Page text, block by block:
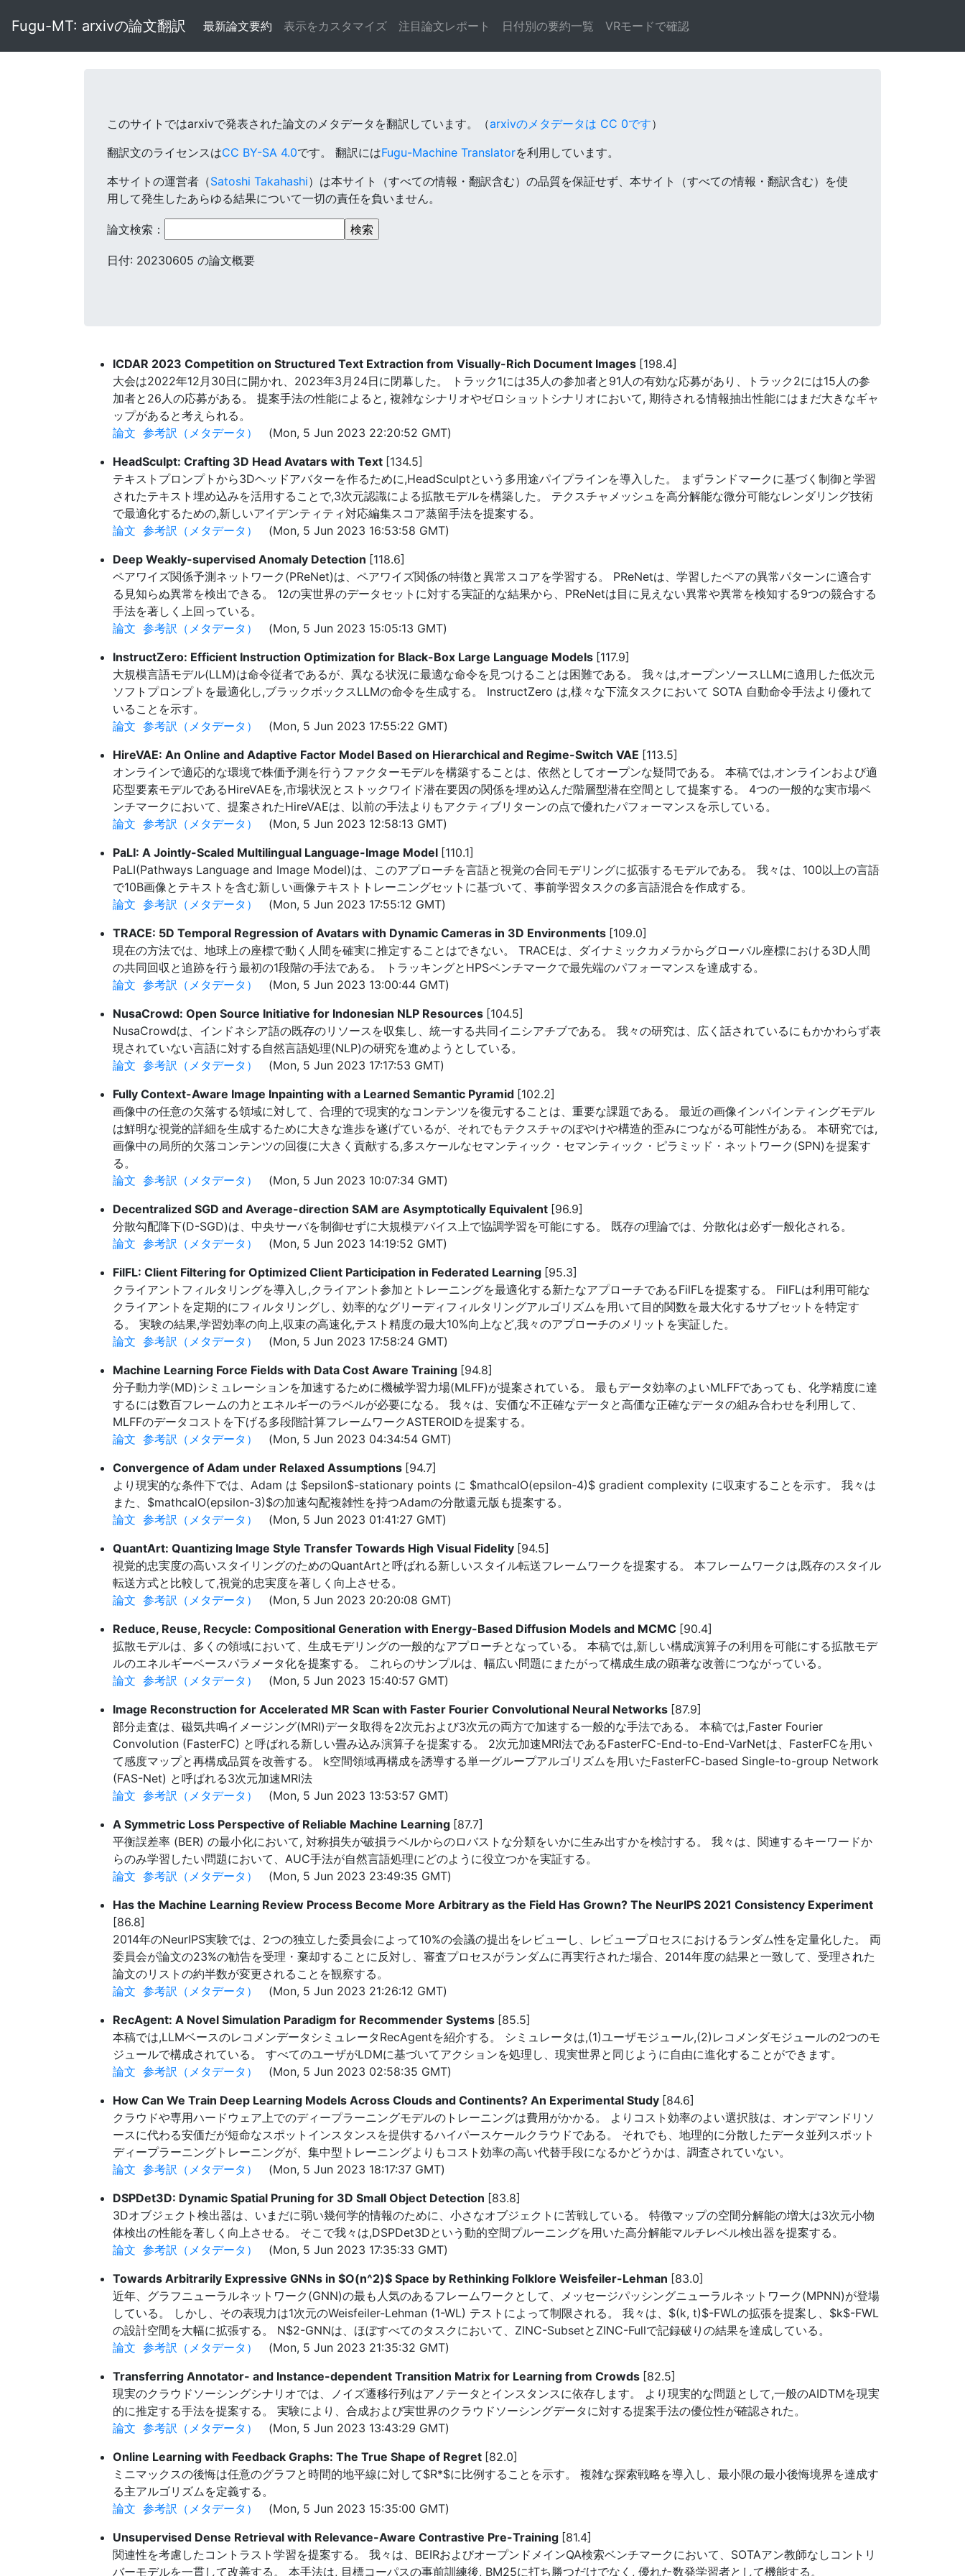
Fugu-MT: arxivの論文翻訳 最新論文要約 表示をカスタマイズ 注目論文レポート 日付別の要約一覧 VRモードで確認
このサイトではarxivで発表された論文のメタデータを翻訳しています。（arxivのメタデータは CC 0です）
翻訳文のライセンスはCC BY-SA 4.0です。 翻訳にはFugu-Machine Translatorを利用しています。
本サイトの運営者（Satoshi Takahashi）は本サイト（すべての情報・翻訳含む）の品質を保証せず、本サイト（すべての情報・翻訳含む）を使
用して発生したあらゆる結果について一切の責任を負いません。
論文検索：
日付: 20230605 の論文概要
ICDAR 2023 Competition on Structured Text Extraction from Visually-Rich Document Images [198.4]
大会は2022年12月30日に開かれ、2023年3月24日に閉幕した。 トラック1には35人の参加者と91人の有効な応募があり、トラック2には15人の参
加者と26人の応募がある。 提案手法の性能によると, 複雑なシナリオやゼロショットシナリオにおいて, 期待される情報抽出性能にはまだ大きなギャ
ップがあると考えられる。
論文 参考訳（メタデータ）
(Mon, 5 Jun 2023 22:20:52 GMT)
HeadSculpt: Crafting 3D Head Avatars with Text [134.5]
テキストプロンプトから3Dヘッドアバターを作るために,HeadSculptという多用途パイプラインを導入した。 まずランドマークに基づく制御と学習
されたテキスト埋め込みを活用することで,3次元認識による拡散モデルを構築した。 テクスチャメッシュを高分解能な微分可能なレンダリング技術
で最適化するための,新しいアイデンティティ対応編集スコア蒸留手法を提案する。
論文 参考訳（メタデータ）
(Mon, 5 Jun 2023 16:53:58 GMT)
Deep Weakly-supervised Anomaly Detection [118.6]
ペアワイズ関係予測ネットワーク(PReNet)は、ペアワイズ関係の特徴と異常スコアを学習する。 PReNetは、学習したペアの異常パターンに適合す
る見知らぬ異常を検出できる。 12の実世界のデータセットに対する実証的な結果から、PReNetは目に見えない異常や異常を検知する9つの競合する
手法を著しく上回っている。
論文 参考訳（メタデータ）
(Mon, 5 Jun 2023 15:05:13 GMT)
InstructZero: Efficient Instruction Optimization for Black-Box Large Language Models [117.9]
大規模言語モデル(LLM)は命令従者であるが、異なる状況に最適な命令を見つけることは困難である。 我々は,オープンソースLLMに適用した低次元
ソフトプロンプトを最適化し,ブラックボックスLLMの命令を生成する。 InstructZero は,様々な下流タスクにおいて SOTA 自動命令手法より優れて
いることを示す。
論文 参考訳（メタデータ）
(Mon, 5 Jun 2023 17:55:22 GMT)
HireVAE: An Online and Adaptive Factor Model Based on Hierarchical and Regime-Switch VAE [113.5]
オンラインで適応的な環境で株価予測を行うファクターモデルを構築することは、依然としてオープンな疑問である。 本稿では,オンラインおよび適
応型要素モデルであるHireVAEを,市場状況とストックワイド潜在要因の関係を埋め込んだ階層型潜在空間として提案する。 4つの一般的な実市場ベ
ンチマークにおいて、提案されたHireVAEは、以前の手法よりもアクティブリターンの点で優れたパフォーマンスを示している。
論文 参考訳（メタデータ）
(Mon, 5 Jun 2023 12:58:13 GMT)
PaLI: A Jointly-Scaled Multilingual Language-Image Model [110.1]
PaLI(Pathways Language and Image Model)は、このアプローチを言語と視覚の合同モデリングに拡張するモデルである。 我々は、100以上の言語
で10B画像とテキストを含む新しい画像テキストトレーニングセットに基づいて、事前学習タスクの多言語混合を作成する。
論文 参考訳（メタデータ）
(Mon, 5 Jun 2023 17:55:12 GMT)
TRACE: 5D Temporal Regression of Avatars with Dynamic Cameras in 3D Environments [109.0]
現在の方法では、地球上の座標で動く人間を確実に推定することはできない。 TRACEは、ダイナミックカメラからグローバル座標における3D人間
の共同回収と追跡を行う最初の1段階の手法である。 トラッキングとHPSベンチマークで最先端のパフォーマンスを達成する。
論文 参考訳（メタデータ）
(Mon, 5 Jun 2023 13:00:44 GMT)
NusaCrowd: Open Source Initiative for Indonesian NLP Resources [104.5]
NusaCrowdは、インドネシア語の既存のリソースを収集し、統一する共同イニシアチブである。 我々の研究は、広く話されているにもかかわらず表
現されていない言語に対する自然言語処理(NLP)の研究を進めようとしている。
論文 参考訳（メタデータ）
(Mon, 5 Jun 2023 17:17:53 GMT)
Fully Context-Aware Image Inpainting with a Learned Semantic Pyramid [102.2]
画像中の任意の欠落する領域に対して、合理的で現実的なコンテンツを復元することは、重要な課題である。 最近の画像インパインティングモデル
は鮮明な視覚的詳細を生成するために大きな進歩を遂げているが、それでもテクスチャのぼやけや構造的歪みにつながる可能性がある。 本研究では,
画像中の局所的欠落コンテンツの回復に大きく貢献する,多スケールなセマンティック・セマンティック・ピラミッド・ネットワーク(SPN)を提案す
る。
論文 参考訳（メタデータ）
(Mon, 5 Jun 2023 10:07:34 GMT)
Decentralized SGD and Average-direction SAM are Asymptotically Equivalent [96.9]
分散勾配降下(D-SGD)は、中央サーバを制御せずに大規模デバイス上で協調学習を可能にする。 既存の理論では、分散化は必ず一般化される。
論文 参考訳（メタデータ）
(Mon, 5 Jun 2023 14:19:52 GMT)
FilFL: Client Filtering for Optimized Client Participation in Federated Learning [95.3]
クライアントフィルタリングを導入し,クライアント参加とトレーニングを最適化する新たなアプローチであるFilFLを提案する。 FilFLは利用可能な
クライアントを定期的にフィルタリングし、効率的なグリーディフィルタリングアルゴリズムを用いて目的関数を最大化するサブセットを特定す
る。 実験の結果,学習効率の向上,収束の高速化,テスト精度の最大10%向上など,我々のアプローチのメリットを実証した。
論文 参考訳（メタデータ）
(Mon, 5 Jun 2023 17:58:24 GMT)
Machine Learning Force Fields with Data Cost Aware Training [94.8]
分子動力学(MD)シミュレーションを加速するために機械学習力場(MLFF)が提案されている。 最もデータ効率のよいMLFFであっても、化学精度に達
するには数百フレームの力とエネルギーのラベルが必要になる。 我々は、安価な不正確なデータと高価な正確なデータの組み合わせを利用して、
MLFFのデータコストを下げる多段階計算フレームワークASTEROIDを提案する。
論文 参考訳（メタデータ）
(Mon, 5 Jun 2023 04:34:54 GMT)
Convergence of Adam under Relaxed Assumptions [94.7]
より現実的な条件下では、Adam は $epsilon$-stationary points に $mathcalO(epsilon-4)$ gradient complexity に収束することを示す。 我々は
また、$mathcalO(epsilon-3)$の加速勾配複雑性を持つAdamの分散還元版も提案する。
論文 参考訳（メタデータ）
(Mon, 5 Jun 2023 01:41:27 GMT)
QuantArt: Quantizing Image Style Transfer Towards High Visual Fidelity [94.5]
視覚的忠実度の高いスタイリングのためのQuantArtと呼ばれる新しいスタイル転送フレームワークを提案する。 本フレームワークは,既存のスタイル
転送方式と比較して,視覚的忠実度を著しく向上させる。
論文 参考訳（メタデータ）
(Mon, 5 Jun 2023 20:20:08 GMT)
Reduce, Reuse, Recycle: Compositional Generation with Energy-Based Diffusion Models and MCMC [90.4]
拡散モデルは、多くの領域において、生成モデリングの一般的なアプローチとなっている。 本稿では,新しい構成演算子の利用を可能にする拡散モデ
ルのエネルギーベースパラメータ化を提案する。 これらのサンプルは、幅広い問題にまたがって構成生成の顕著な改善につながっている。
論文 参考訳（メタデータ）
(Mon, 5 Jun 2023 15:40:57 GMT)
Image Reconstruction for Accelerated MR Scan with Faster Fourier Convolutional Neural Networks [87.9]
部分走査は、磁気共鳴イメージング(MRI)データ取得を2次元および3次元の両方で加速する一般的な手法である。 本稿では,Faster Fourier
Convolution (FasterFC) と呼ばれる新しい畳み込み演算子を提案する。 2次元加速MRI法であるFasterFC-End-to-End-VarNetは、FasterFCを用い
て感度マップと再構成品質を改善する。 k空間領域再構成を誘導する単一グループアルゴリズムを用いたFasterFC-based Single-to-group Network
(FAS-Net) と呼ばれる3次元加速MRI法
論文 参考訳（メタデータ）
(Mon, 5 Jun 2023 13:53:57 GMT)
A Symmetric Loss Perspective of Reliable Machine Learning [87.7]
平衡誤差率 (BER) の最小化において, 対称損失が破損ラベルからのロバストな分類をいかに生み出すかを検討する。 我々は、関連するキーワードか
らのみ学習したい問題において、AUC手法が自然言語処理にどのように役立つかを実証する。
論文 参考訳（メタデータ）
(Mon, 5 Jun 2023 23:49:35 GMT)
Has the Machine Learning Review Process Become More Arbitrary as the Field Has Grown? The NeurIPS 2021 Consistency Experiment
[86.8]
2014年のNeurIPS実験では、2つの独立した委員会によって10%の会議の提出をレビューし、レビュープロセスにおけるランダム性を定量化した。 両
委員会が論文の23%の勧告を受理・棄却することに反対し、審査プロセスがランダムに再実行された場合、2014年度の結果と一致して、受理された
論文のリストの約半数が変更されることを観察する。
論文 参考訳（メタデータ）
(Mon, 5 Jun 2023 21:26:12 GMT)
RecAgent: A Novel Simulation Paradigm for Recommender Systems [85.5]
本稿では,LLMベースのレコメンデータシミュレータRecAgentを紹介する。 シミュレータは,(1)ユーザモジュール,(2)レコメンダモジュールの2つのモ
ジュールで構成されている。 すべてのユーザがLDMに基づいてアクションを処理し、現実世界と同じように自由に進化することができます。
論文 参考訳（メタデータ）
(Mon, 5 Jun 2023 02:58:35 GMT)
How Can We Train Deep Learning Models Across Clouds and Continents? An Experimental Study [84.6]
クラウドや専用ハードウェア上でのディープラーニングモデルのトレーニングは費用がかかる。 よりコスト効率のよい選択肢は、オンデマンドリソ
ースに代わる安価だが短命なスポットインスタンスを提供するハイパースケールクラウドである。 それでも、地理的に分散したデータ並列スポット
ディープラーニングトレーニングが、集中型トレーニングよりもコスト効率の高い代替手段になるかどうかは、調査されていない。
論文 参考訳（メタデータ）
(Mon, 5 Jun 2023 18:17:37 GMT)
DSPDet3D: Dynamic Spatial Pruning for 3D Small Object Detection [83.8]
3Dオブジェクト検出器は、いまだに弱い幾何学的情報のために、小さなオブジェクトに苦戦している。 特徴マップの空間分解能の増大は3次元小物
体検出の性能を著しく向上させる。 そこで我々は,DSPDet3Dという動的空間プルーニングを用いた高分解能マルチレベル検出器を提案する。
論文 参考訳（メタデータ）
(Mon, 5 Jun 2023 17:35:33 GMT)
Towards Arbitrarily Expressive GNNs in $O(n^2)$ Space by Rethinking Folklore Weisfeiler-Lehman [83.0]
近年、グラフニューラルネットワーク(GNN)の最も人気のあるフレームワークとして、メッセージパッシングニューラルネットワーク(MPNN)が登場
している。 しかし、その表現力は1次元のWeisfeiler-Lehman (1-WL) テストによって制限される。 我々は、$(k, t)$-FWLの拡張を提案し、$k$-FWL
の設計空間を大幅に拡張する。 N$2-GNNは、ほぼすべてのタスクにおいて、ZINC-SubsetとZINC-Fullで記録破りの結果を達成している。
論文 参考訳（メタデータ）
(Mon, 5 Jun 2023 21:35:32 GMT)
Transferring Annotator- and Instance-dependent Transition Matrix for Learning from Crowds [82.5]
現実のクラウドソーシングシナリオでは、ノイズ遷移行列はアノテータとインスタンスに依存します。 より現実的な問題として,一般のAIDTMを現実
的に推定する手法を提案する。 実験により、合成および実世界のクラウドソーシングデータに対する提案手法の優位性が確認された。
論文 参考訳（メタデータ）
(Mon, 5 Jun 2023 13:43:29 GMT)
Online Learning with Feedback Graphs: The True Shape of Regret [82.0]
ミニマックスの後悔は任意のグラフと時間的地平線に対して$R*$に比例することを示す。 複雑な探索戦略を導入し、最小限の最小後悔境界を達成す
る主アルゴリズムを定義する。
論文 参考訳（メタデータ）
(Mon, 5 Jun 2023 15:35:00 GMT)
Unsupervised Dense Retrieval with Relevance-Aware Contrastive Pre-Training [81.4]
関連性を考慮したコントラスト学習を提案する。 我々は、BEIRおよびオープンドメインQA検索ベンチマークにおいて、SOTAアン教師なしコントリ
バーモデルを一貫して改善する。 本手法は, 目標コーパスの事前訓練後, BM25に打ち勝つだけでなく, 優れた数発学習者として機能する。